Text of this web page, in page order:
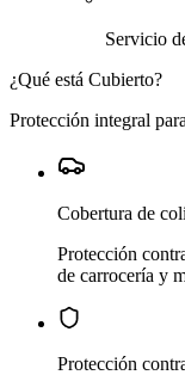
Servicio
¿Qué está Cubierto?
Protección integral
Cobertura de
Protección
de carrocería y
Protección